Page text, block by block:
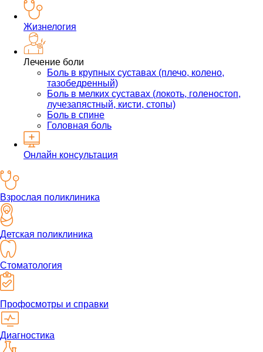
Жизнелогия
Лечение боли
Боль в крупных суставах (плечо, колено,
тазобедренный)
Боль в мелких суставах (локоть, голеностоп,
лучезапястный, кисти, стопы)
Боль в спине
Головная боль
Онлайн консультация
Взрослая поликлиника
Детская поликлиника
Стоматология
Профосмотры и справки
Диагностика